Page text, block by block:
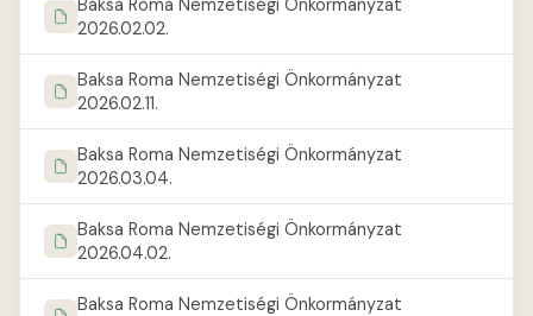
Baksa Roma Nemzetiségi Önkormányzat
2026.02.02.
Baksa Roma Nemzetiségi Önkormányzat
2026.02.11.
Baksa Roma Nemzetiségi Önkormányzat
2026.03.04.
Baksa Roma Nemzetiségi Önkormányzat
2026.04.02.
Baksa Roma Nemzetiségi Önkormányzat